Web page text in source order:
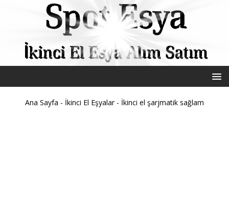
Ana Sayfa - İkinci El Eşyalar- İkinci el şarjmatik sağlam